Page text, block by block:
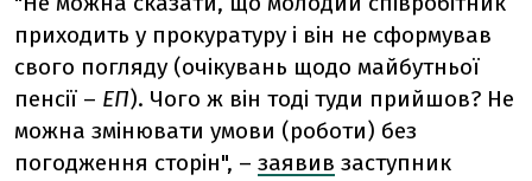
приходить у прокуратуру і він не сформував
свого погляду (очікувань щодо майбутньої
пенсії – ЕП). Чого ж він тоді туди прийшов? Не
можна змінювати умови (роботи) без
погодження сторін", – заявив заступник